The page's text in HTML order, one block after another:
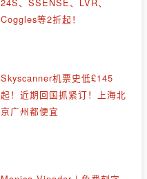
Coggles等2折起！
Skyscanner机票史低£145
起！近期回国抓紧订！上海北
京广州都便宜